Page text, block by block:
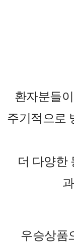
환자분들
주기적으로
더 다양한
우승상품